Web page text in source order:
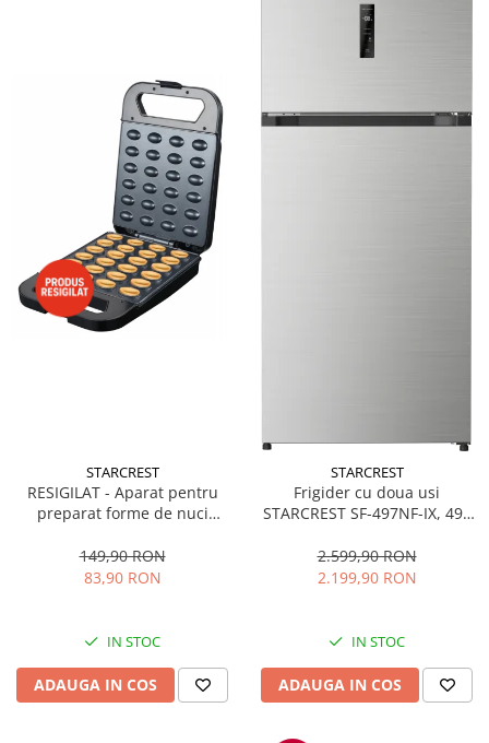
STARCREST
RESIGILAT - Aparat pentru
preparat forme de nuci
forme, 1400W, Indicator
luminos, Placi antiaderente,
149,90 RON
83,90 RON
IN STOC
ADAUGA IN COS
STARCREST
Frigider cu doua usi
STARCREST SF-497NF-IX, 497
Inverter, Clasa E, Display,
Functie super racire, Blocare
2.599,90 RON
2.199,90 RON
IN STOC
ADAUGA IN COS